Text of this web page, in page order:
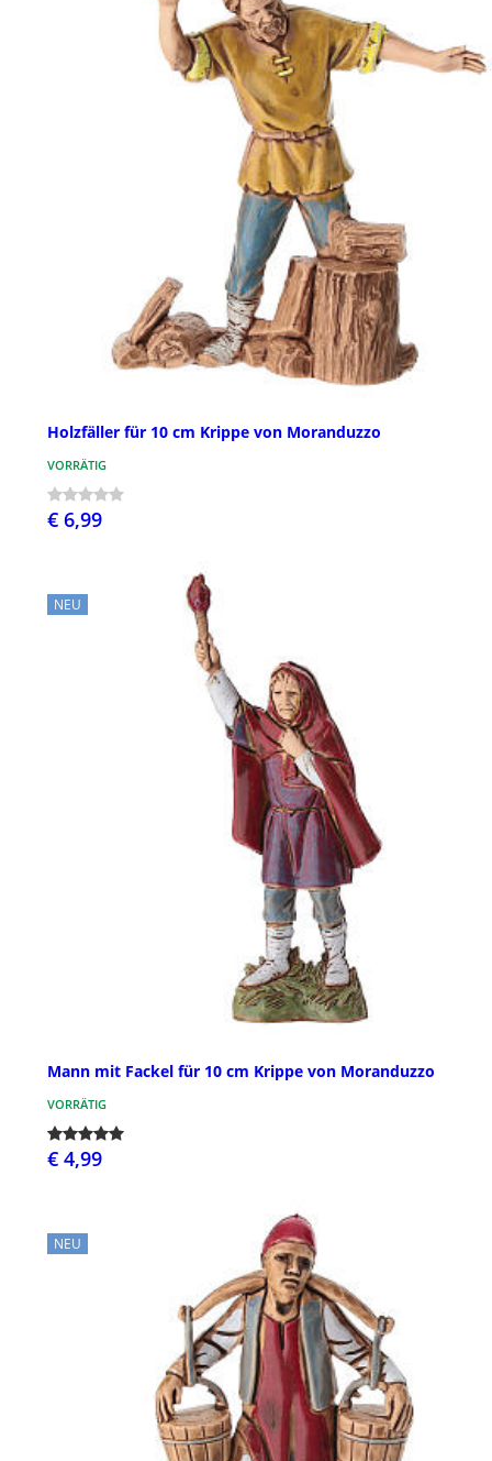
Holzfäller für 10 cm Krippe von Moranduzzo
VORRÄTIG
€ 6,99
NEU
Mann mit Fackel für 10 cm Krippe von Moranduzzo
VORRÄTIG
€ 4,99
NEU